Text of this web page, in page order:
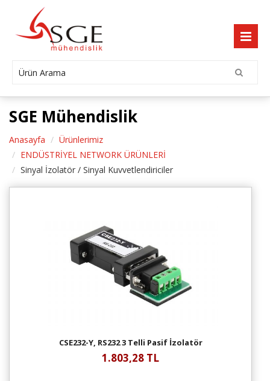
SGE Mühendislik
Anasayfa
Ürünlerimiz
ENDÜSTRİYEL NETWORK ÜRÜNLERİ
Sinyal İzolatör / Sinyal Kuvvetlendiriciler
CSE232-Y, RS232 3 Telli Pasif İzolatör
1.803,28 TL